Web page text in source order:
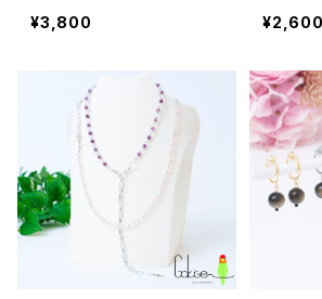
ー スノー：bsc002
¥3,800
ショート
¥2,600